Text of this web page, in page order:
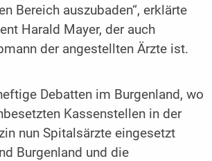
Bereich auszubaden“, erklärte
Harald Mayer, der auch
der angestellten Ärzte ist.
Debatten im Burgenland, wo
Kassenstellen in der
nun Spitalsärzte eingesetzt
Burgenland und die